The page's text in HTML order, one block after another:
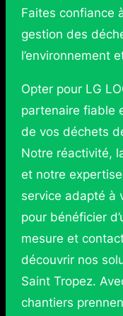
Faites confiance
gestion des
l’environnement
Opter pour LG
partenaire fiable
de vos déchets
Notre réactivité,
et notre
service adapté à
pour bénéficier
mesure et
découvrir nos
Saint Tropez.
chantiers